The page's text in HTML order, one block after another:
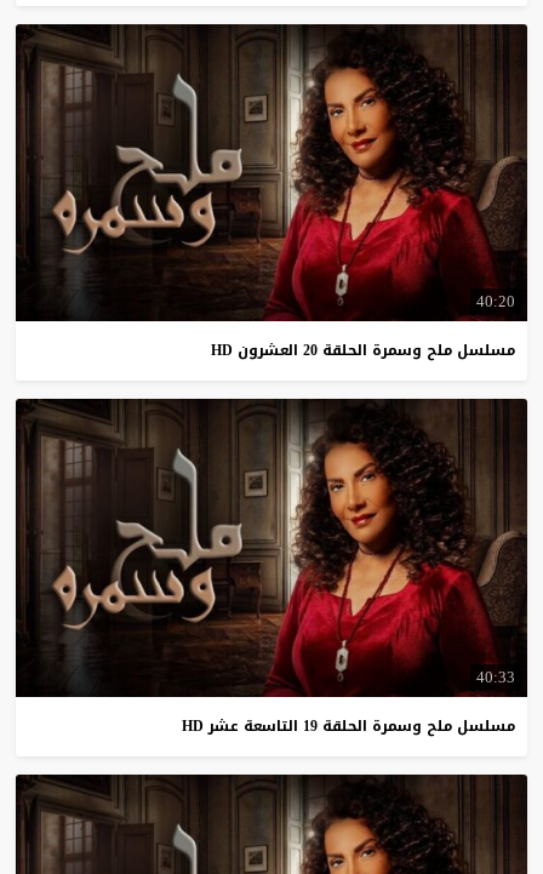
40:20
مسلسل ملح وسمرة الحلقة 20 العشرون HD
40:33
مسلسل ملح وسمرة الحلقة 19 التاسعة عشر HD